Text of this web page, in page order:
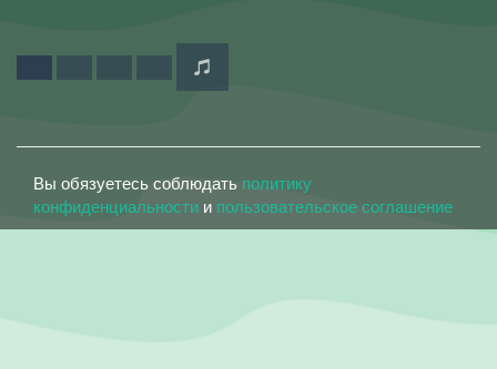
Вы обязуетесь соблюдать политику
конфиденциальности и пользовательское соглашение